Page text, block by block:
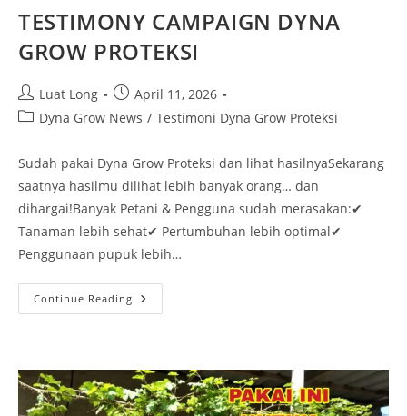
TESTIMONY CAMPAIGN DYNA
GROW PROTEKSI
Luat Long
April 11, 2026
Dyna Grow News / Testimoni Dyna Grow Proteksi
Sudah pakai Dyna Grow Proteksi dan lihat hasilnyaSekarang
saatnya hasilmu dilihat lebih banyak orang… dan
dihargai!Banyak Petani & Pengguna sudah merasakan:✔
Tanaman lebih sehat✔ Pertumbuhan lebih optimal✔
Penggunaan pupuk lebih…
Continue Reading